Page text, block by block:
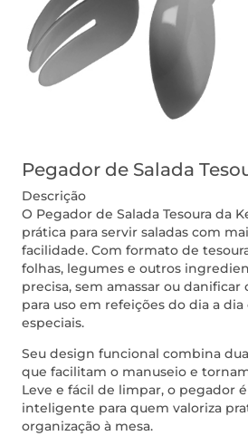
Pegador de Salada
Descrição
O Pegador de Salada Tesoura da
prática para servir saladas com
facilidade. Com formato de
folhas, legumes e outros
precisa, sem amassar ou danificar
para uso em refeições do dia a dia
especiais.
Seu design funcional combina
que facilitam o manuseio e
Leve e fácil de limpar, o pegador
inteligente para quem valoriza
organização à mesa.